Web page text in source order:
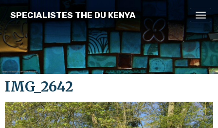
SPECIALISTES THE DU KENYA
IMG_2642